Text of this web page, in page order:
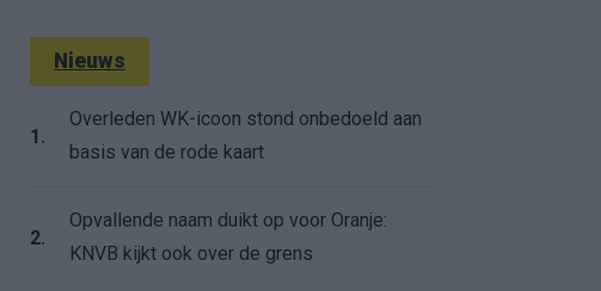
Nieuws
1.
Overleden WK-icoon stond onbedoeld aan
basis van de rode kaart
2.
Opvallende naam duikt op voor Oranje:
KNVB kijkt ook over de grens